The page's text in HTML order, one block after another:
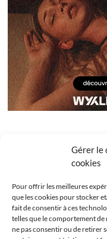
Gérer le
cookies
Pour offrir les meilleures
que les cookies pour stocker
fait de consentir à ces
telles que le comportement de
ne pas consentir ou de retirer